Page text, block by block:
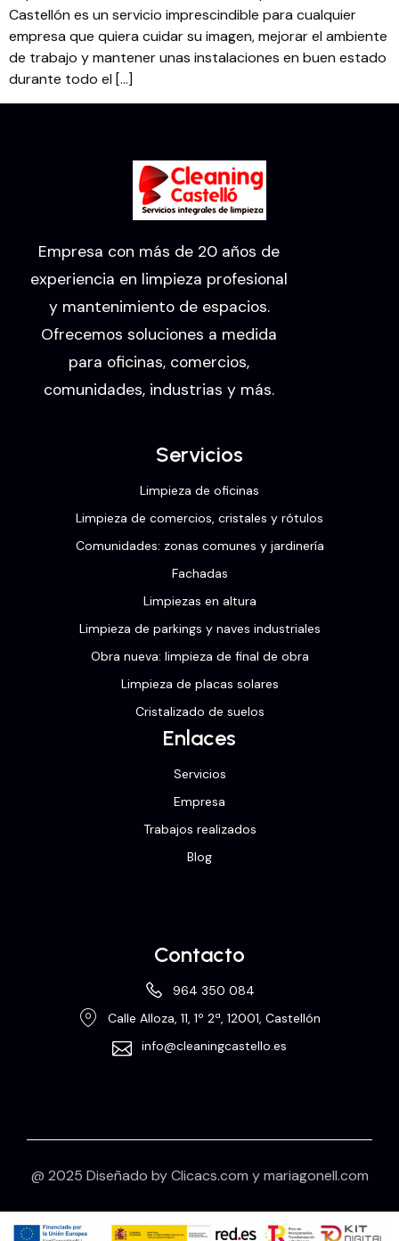
Castellón es un servicio imprescindible para cualquier
empresa que quiera cuidar su imagen, mejorar el ambiente
de trabajo y mantener unas instalaciones en buen estado
durante todo el […]
Empresa con más de 20 años de
experiencia en limpieza profesional
y mantenimiento de espacios.
Ofrecemos soluciones a medida
para oficinas, comercios,
comunidades, industrias y más.
Servicios
Limpieza de oficinas
Limpieza de comercios, cristales y rótulos
Comunidades: zonas comunes y jardinería
Fachadas
Limpiezas en altura
Limpieza de parkings y naves industriales
Obra nueva: limpieza de final de obra
Limpieza de placas solares
Cristalizado de suelos
Enlaces
Servicios
Empresa
Trabajos realizados
Blog
Contacto
964 350 084
Calle Alloza, 11, 1º 2ª, 12001, Castellón
info@cleaningcastello.es
@ 2025 Diseñado byClicacs.com ymariagonell.com